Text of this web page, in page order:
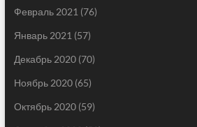
Февраль 2021 (76)
Январь 2021 (57)
Декабрь 2020(70)
Ноябрь 2020(65)
Октябрь 2020(59)